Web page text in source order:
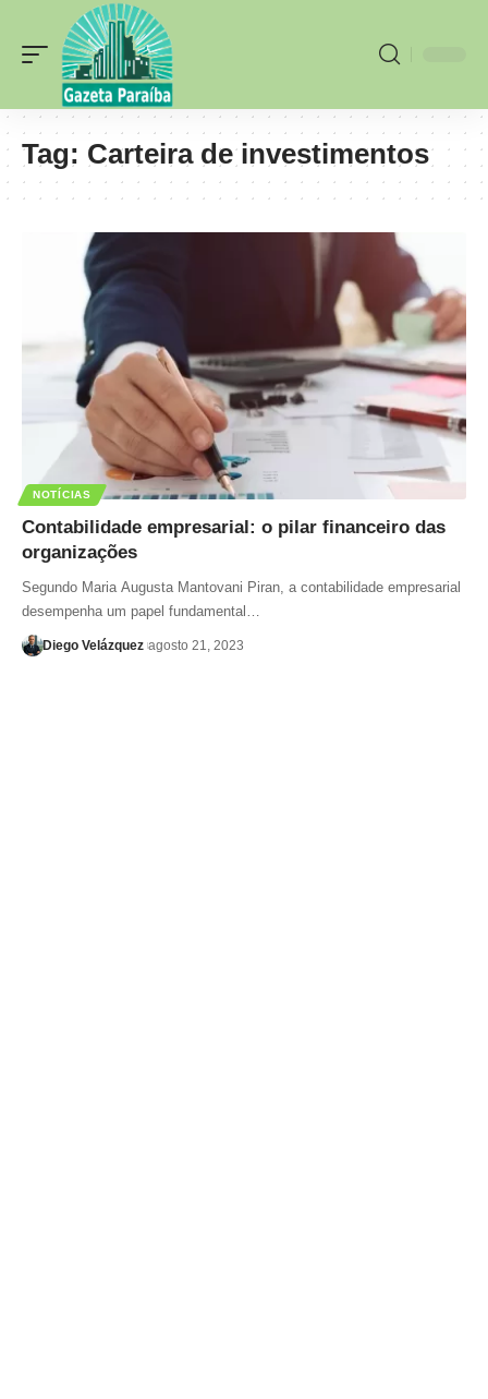
Tag: Carteira de investimentos
NOTÍCIAS
Contabilidade empresarial: o pilar financeiro das
organizações
Segundo Maria Augusta Mantovani Piran, a contabilidade empresarial
desempenha um papel fundamental…
Diego Velázquez agosto 21, 2023